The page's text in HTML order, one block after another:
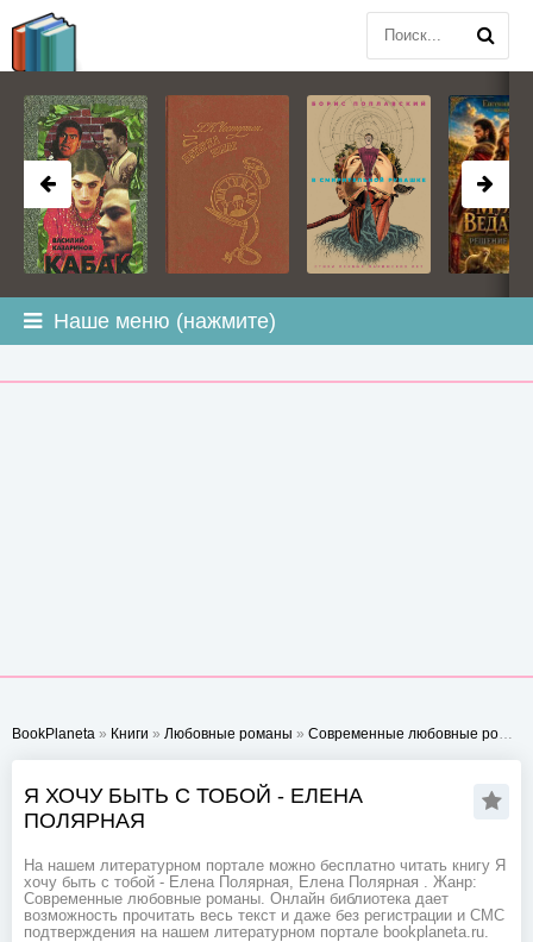
Наше меню (нажмите)
BookPlaneta » Книги » Любовные романы » Современные любовные романы
Я ХОЧУ БЫТЬ С ТОБОЙ - ЕЛЕНА
ПОЛЯРНАЯ
На нашем литературном портале можно бесплатно читать книгу Я
хочу быть с тобой - Елена Полярная, Елена Полярная . Жанр:
Современные любовные романы. Онлайн библиотека дает
возможность прочитать весь текст и даже без регистрации и СМС
подтверждения на нашем литературном портале bookplaneta.ru.
BOOKPLANETA.COM